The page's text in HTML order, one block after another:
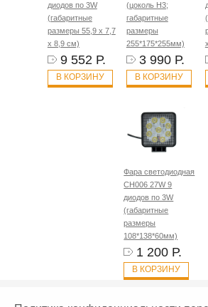
диодов по 3W
(габаритные
размеры 55,9 х 7,7
х 8,9 см)
9 552 Р.
В КОРЗИНУ
(цоколь H3;
габаритные
размеры
255*175*255мм)
3 990 Р.
В КОРЗИНУ
Фара светодиодная
CH006 27W 9
диодов по 3W
(габаритные
размеры
108*138*60мм)
1 200 Р.
В КОРЗИНУ